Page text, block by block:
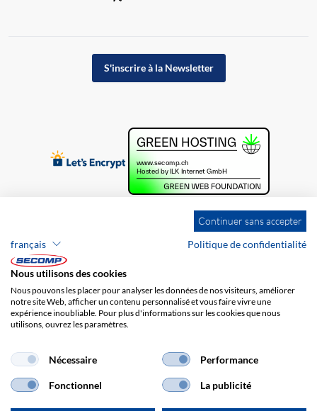
S'inscrire à la Newsletter
Brands
Protection des données
Frais de port
Continuer sans accepter
français
Politique de confidentialité
Nous utilisons des cookies
Nous pouvons les placer pour analyser les données de nos visiteurs, améliorer
notre site Web, afficher un contenu personnalisé et vous faire vivre une
expérience inoubliable. Pour plus d'informations sur les cookies que nous
utilisons, ouvrez les paramètres.
Nécessaire Performance
Fonctionnel La publicité